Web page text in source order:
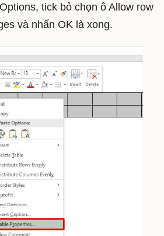
tick bỏ chọn ô Allow row
và nhấn OK là xong.